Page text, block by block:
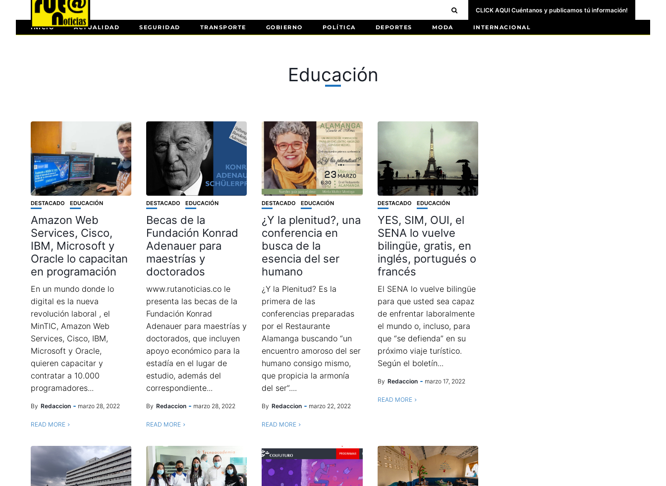
CLICK AQUI Cuéntanos y publicamos tú información!
INICIO ACTUALIDAD SEGURIDAD TRANSPORTE GOBIERNO POLÍTICA DEPORTES MODA INTERNACIONAL
Educación
DESTACADO EDUCACIÓN
Amazon Web
Services, Cisco,
IBM, Microsoft y
Oracle lo capacitan
en programación
En un mundo donde lo
digital es la nueva
revolución laboral , el
MinTIC, Amazon Web
Services, Cisco, IBM,
Microsoft y Oracle,
quieren capacitar y
contratar a 10.000
programadores...
By Redaccion marzo 28, 2022
READ MORE
DESTACADO EDUCACIÓN
Becas de la
Fundación Konrad
Adenauer para
maestrías y
doctorados
www.rutanoticias.co le
presenta las becas de la
Fundación Konrad
Adenauer para maestrías y
doctorados, que incluyen
apoyo económico para la
estadía en el lugar de
estudio, además del
correspondiente...
By Redaccion marzo 28, 2022
READ MORE
DESTACADO EDUCACIÓN
¿Y la plenitud?, una
conferencia en
busca de la
esencia del ser
humano
¿Y la Plenitud? Es la
primera de las
conferencias preparadas
por el Restaurante
Alamanga buscando “un
encuentro amoroso del ser
humano consigo mismo,
que propicia la armonía
del ser”....
By Redaccion marzo 22, 2022
READ MORE
DESTACADO EDUCACIÓN
YES, SIM, OUI, el
SENA lo vuelve
bilingüe, gratis, en
inglés, portugués o
francés
El SENA lo vuelve bilingüe
para que usted sea capaz
de enfrentar laboralmente
el mundo o, incluso, para
que “se defienda” en su
próximo viaje turístico.
Según el boletín...
By Redaccion marzo 17, 2022
READ MORE